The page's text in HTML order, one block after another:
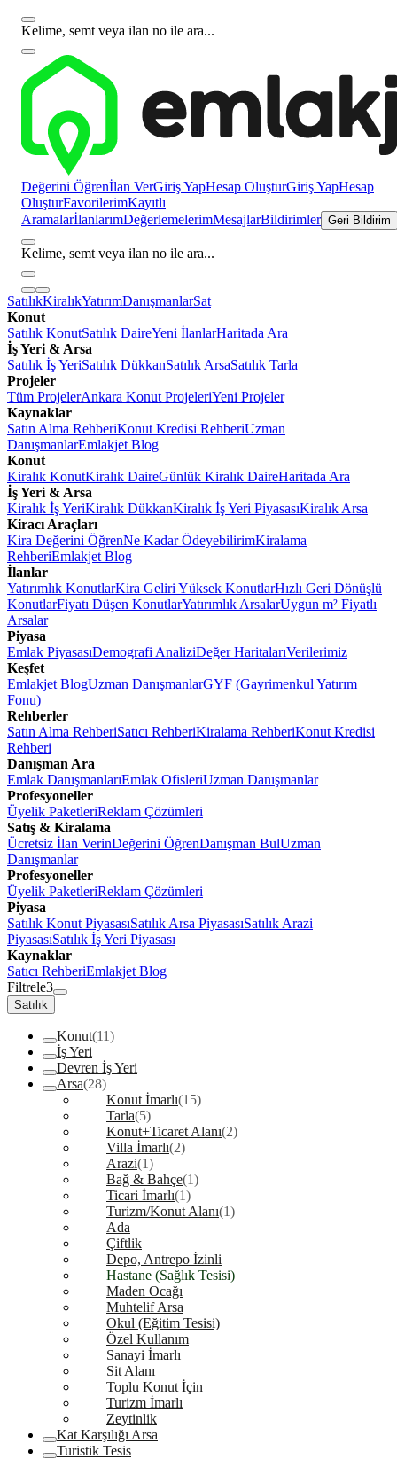
Kelime, semt veya ilan no ile ara...
Değerini Öğrenİlan VerGiriş YapHesap OluşturGiriş YapHesap
OluşturFavorilerimKayıtlı
AramalarİlanlarımDeğerlemelerimMesajlarBildirimler Geri Bildirim
Kelime, semt veya ilan no ile ara...
SatılıkKiralıkYatırımDanışmanlarSat
Konut
Satılık KonutSatılık DaireYeni İlanlarHaritada Ara
İş Yeri & Arsa
Satılık İş YeriSatılık DükkanSatılık ArsaSatılık Tarla
Projeler
Tüm ProjelerAnkara Konut ProjeleriYeni Projeler
Kaynaklar
Satın Alma RehberiKonut Kredisi RehberiUzman
DanışmanlarEmlakjet Blog
Konut
Kiralık KonutKiralık DaireGünlük Kiralık DaireHaritada Ara
İş Yeri & Arsa
Kiralık İş YeriKiralık DükkanKiralık İş Yeri PiyasasıKiralık Arsa
Kiracı Araçları
Kira Değerini ÖğrenNe Kadar ÖdeyebilirimKiralama
RehberiEmlakjet Blog
İlanlar
Yatırımlık KonutlarKira Geliri Yüksek KonutlarHızlı Geri Dönüşlü
KonutlarFiyatı Düşen KonutlarYatırımlık ArsalarUygun m² Fiyatlı
Arsalar
Piyasa
Emlak PiyasasıDemografi AnaliziDeğer HaritalarıVerilerimiz
Keşfet
Emlakjet BlogUzman DanışmanlarGYF (Gayrimenkul Yatırım
Fonu)
Rehberler
Satın Alma RehberiSatıcı RehberiKiralama RehberiKonut Kredisi
Rehberi
Danışman Ara
Emlak DanışmanlarıEmlak OfisleriUzman Danışmanlar
Profesyoneller
Üyelik PaketleriReklam Çözümleri
Satış & Kiralama
Ücretsiz İlan VerinDeğerini ÖğrenDanışman BulUzman
Danışmanlar
Profesyoneller
Üyelik PaketleriReklam Çözümleri
Piyasa
Satılık Konut PiyasasıSatılık Arsa PiyasasıSatılık Arazi
PiyasasıSatılık İş Yeri Piyasası
Kaynaklar
Satıcı RehberiEmlakjet Blog
Filtrele3
Satılık
Konut(11)
İş Yeri
Devren İş Yeri
Arsa(28)
Konut İmarlı(15)
Tarla(5)
Konut+Ticaret Alanı(2)
Villa İmarlı(2)
Arazi(1)
Bağ & Bahçe(1)
Ticari İmarlı(1)
Turizm/Konut Alanı(1)
Ada
Çiftlik
Depo, Antrepo İzinli
Hastane (Sağlık Tesisi)
Maden Ocağı
Muhtelif Arsa
Okul (Eğitim Tesisi)
Özel Kullanım
Sanayi İmarlı
Sit Alanı
Toplu Konut İçin
Turizm İmarlı
Zeytinlik
Kat Karşılığı Arsa
Turistik Tesis